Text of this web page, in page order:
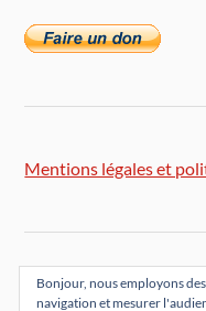
Mentions légales et
Bonjour, nous employons
navigation et mesurer